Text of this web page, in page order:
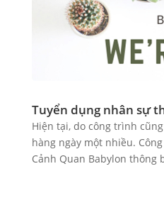
Tuyển dụng nhân sự
Hiện tại, do công trình
hàng ngày một nhiều.
Cảnh Quan Babylon thông